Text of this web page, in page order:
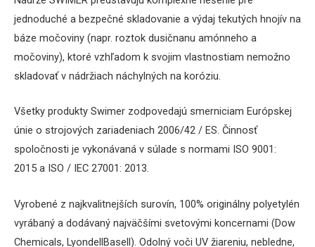
jednoduché a bezpečné skladovanie a výdaj tekutých hnojív na
báze močoviny (napr. roztok dusičnanu amónneho a
močoviny), ktoré vzhľadom k svojim vlastnostiam nemožno
skladovať v nádržiach náchylných na koróziu.
Všetky produkty Swimer zodpovedajú smerniciam Európskej
únie o strojových zariadeniach 2006/42 / ES. Činnosť
spoločnosti je vykonávaná v súlade s normami ISO 9001:
2015 a ISO / IEC 27001: 2013.
Vyrobené z najkvalitnejších surovín, 100% originálny polyetylén
vyrábaný a dodávaný najväčšími svetovými koncernami (Dow
Chemicals, LyondellBasell). Odolný voči UV žiareniu, nebledne,